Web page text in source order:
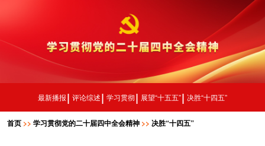
最新播报 评论综述 学习贯彻 展望“十五五” 决胜“十四五”
首页 >> 学习贯彻党的二十届四中全会精神 >> 决胜“十四五”